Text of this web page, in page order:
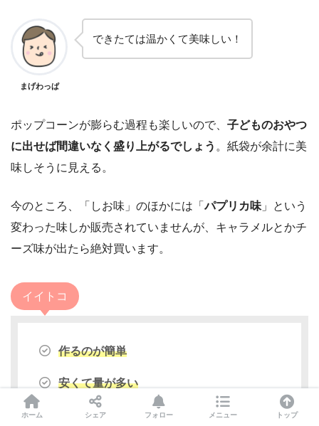
まげわっぱ
できたては温かくて美味しい！
ポップコーンが膨らむ過程も楽しいので、 子どものおやつ
に出せば間違いなく盛り上がるでしょう 。紙袋が余計に美
味しそうに見える。
今のところ、「しお味」のほかには「パプリカ味 」という
変わった味しか販売されていませんが、キャラメルとかチ
ーズ味が出たら絶対買います。
イイトコ
作るのが簡単
安くて量が多い
塩加減がちょうどいい
ホーム シェア フォロー メニュー トップ